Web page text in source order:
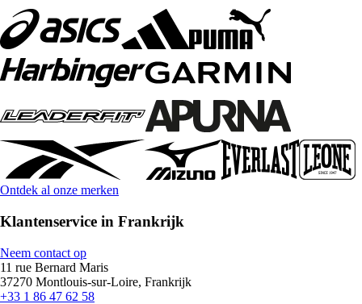
Ontdek al onze merken
Klantenservice in Frankrijk
Neem contact op
11 rue Bernard Maris
37270 Montlouis-sur-Loire, Frankrijk
+33 1 86 47 62 58